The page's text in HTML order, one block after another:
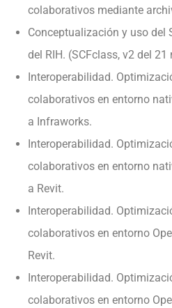
colaborativos mediante
Conceptualización y uso del
del RIH. (SCFclass, v2 del
Interoperabilidad.
colaborativos en entorno
a Infraworks.
Interoperabilidad.
colaborativos en entorno
a Revit.
Interoperabilidad.
colaborativos en entorno
Revit.
Interoperabilidad.
colaborativos en entorno